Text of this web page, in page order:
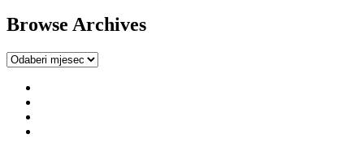
Browse Archives
Browse